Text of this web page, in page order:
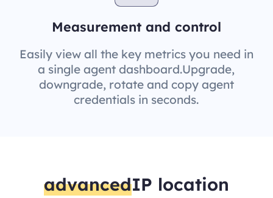
Measurement and control
Easily view all the key metrics you need in
a single agent dashboard.Upgrade,
downgrade, rotate and copy agent
credentials in seconds.
advancedIP location